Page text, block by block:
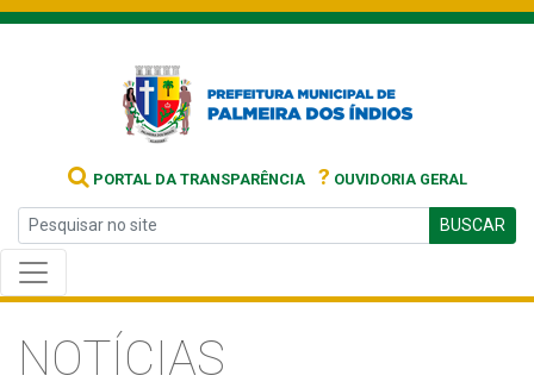
PORTAL DA TRANSPARÊNCIA ? OUVIDORIA GERAL
BUSCAR
NOTÍCIAS